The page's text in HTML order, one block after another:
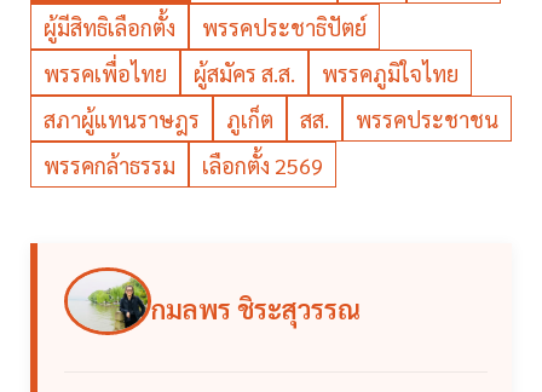
ผู้มีสิทธิเลือกตั้ง
พรรคประชาธิปัตย์
พรรคเพื่อไทย
ผู้สมัคร ส.ส.
พรรคภูมิใจไทย
สภาผู้แทนราษฎร
ภูเก็ต สส.
พรรคประชาชน
พรรคกล้าธรรม
เลือกตั้ง 2569
กมลพร ชิระสุวรรณ